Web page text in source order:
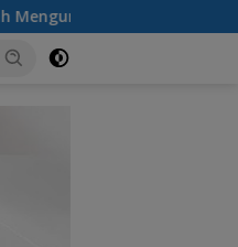
Tindak Pidana?